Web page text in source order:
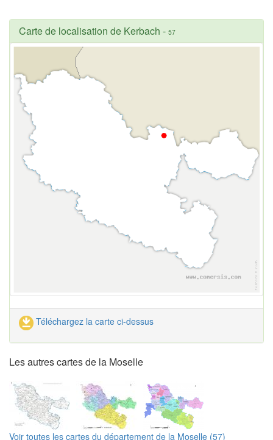
Carte de localisation de Kerbach - 57
Téléchargez la carte ci-dessus
Les autres cartes de la Moselle
Voir toutes les cartes du département de la Moselle (57)